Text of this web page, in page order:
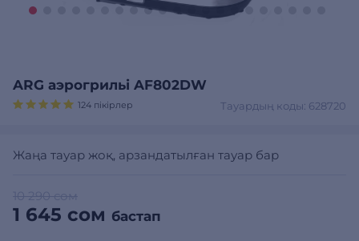
ARG аэрогрильі AF802DW
Тауардың коды: 628720
124 пікірлер
Жаңа тауар жоқ, арзандатылған тауар бар
1 645 сом бастап